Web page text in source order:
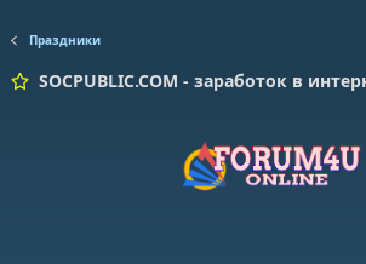
Праздники
SOCPUBLIC.COM - заработок в